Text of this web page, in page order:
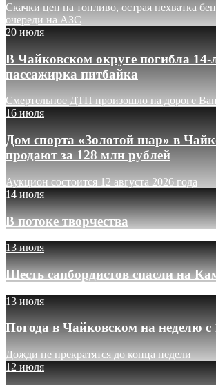
Скачки цен на топливо, острая нехватка
очереди на АЗС
20 июля
В Чайковском округе погибла 14-
пассажирка питбайка
Смертельное ДТП произошло на дороге
16 июля
Дом спорта «Золотой шар» в
продают за 128 млн рублей
Аукцион состоится 12 августа 2026 года
14 июля
В потоке творчества
13 июля
Шесть сапбордистов спасли на
13 июля
Погода в Чайковском на неделю
Дожди не прекратятся до конца недели
12 июля